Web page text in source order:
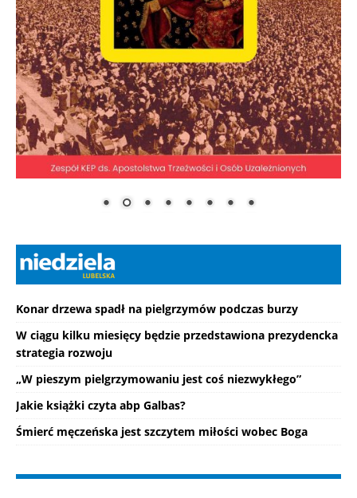
Konar drzewa spadł na pielgrzymów podczas burzy
W ciągu kilku miesięcy będzie przedstawiona prezydencka
strategia rozwoju
„W pieszym pielgrzymowaniu jest coś niezwykłego”
Jakie książki czyta abp Galbas?
Śmierć męczeńska jest szczytem miłości wobec Boga